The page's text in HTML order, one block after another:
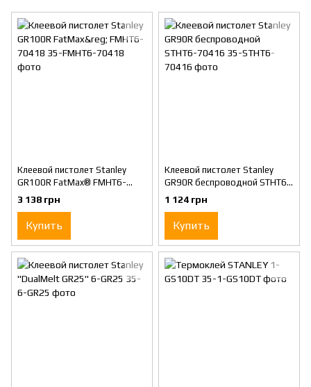
Клеевой пистолет Stanley
GR100R FatMax® FMHT6-
70418
3 138 грн
Купить
Клеевой пистолет Stanley
GR90R беспроводной STHT6-
70416
1 124 грн
Купить